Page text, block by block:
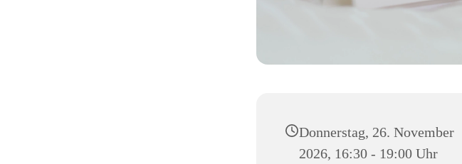
Donnerstag, 26. November
2026, 16:30 - 19:00 Uhr